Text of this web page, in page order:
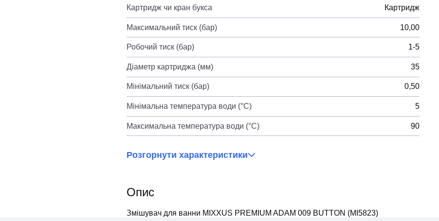
Картридж чи кран букса Картридж
Максимальний тиск (бар) 10,00
Робочий тиск (бар) 1-5
Діаметр картриджа (мм) 35
Мінімальний тиск (бар) 0,50
Мінімальна температура води (°C) 5
Максимальна температура води (°C) 90
Розгорнути характеристики
Опис
Змішувач для ванни MIXXUS PREMIUM ADAM 009 BUTTON (MI5823)